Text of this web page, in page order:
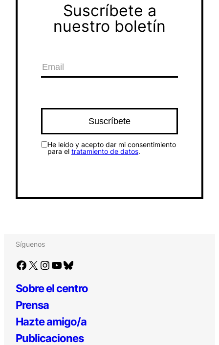
Suscríbete a
nuestro boletín
He leído y acepto dar mi consentimiento
para el tratamiento de datos.
Síguenos
Facebook X Instagram YouTube Bluesky
Sobre el centro
Prensa
Hazte amigo/a
Publicaciones